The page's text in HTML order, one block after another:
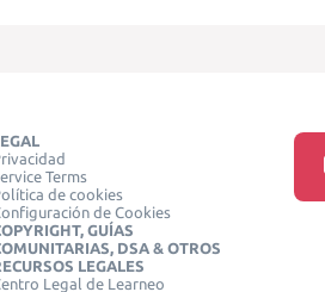
Terms
de cookies
de Cookies
GUÍAS
DSA & OTROS
LEGALES
Legal de Learneo